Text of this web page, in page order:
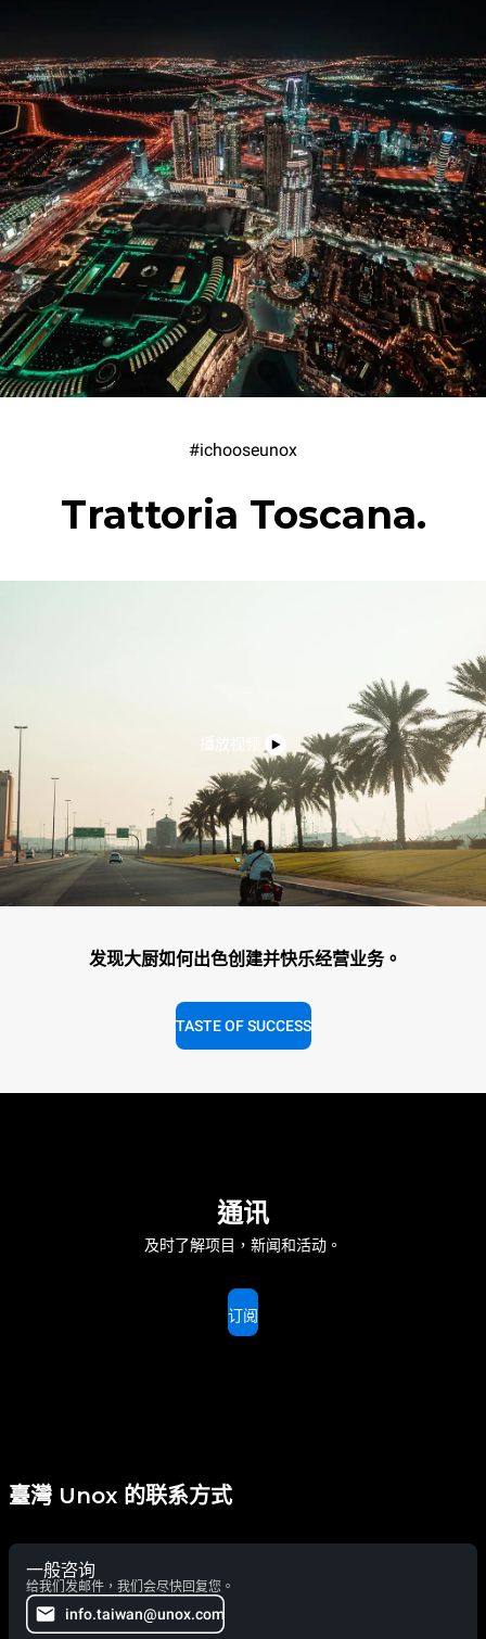
#ichooseunox
Trattoria Toscana.
播放视频
发现大厨如何出色创建并快乐经营业务。
TASTE OF SUCCESS
通讯
及时了解项目，新闻和活动。
订阅
臺灣 Unox 的联系方式
一般咨询
给我们发邮件，我们会尽快回复您。
info.taiwan@unox.com